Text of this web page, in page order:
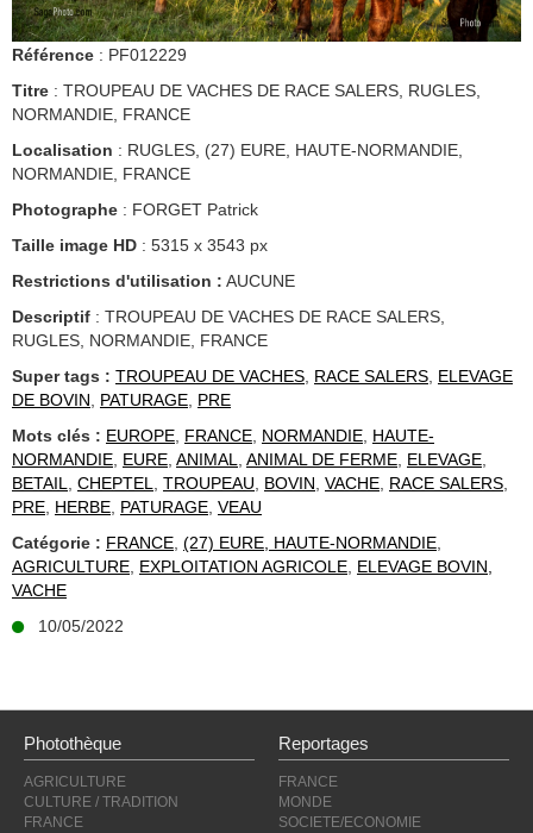
Référence : PF012229
Titre : TROUPEAU DE VACHES DE RACE SALERS, RUGLES,
NORMANDIE, FRANCE
Localisation : RUGLES, (27) EURE, HAUTE-NORMANDIE,
NORMANDIE, FRANCE
Photographe : FORGET Patrick
Taille image HD : 5315 x 3543 px
Restrictions d'utilisation : AUCUNE
Descriptif : TROUPEAU DE VACHES DE RACE SALERS,
RUGLES, NORMANDIE, FRANCE
Super tags : TROUPEAU DE VACHES, RACE SALERS, ELEVAGE
DE BOVIN, PATURAGE, PRE
Mots clés : EUROPE, FRANCE, NORMANDIE, HAUTE-
NORMANDIE, EURE, ANIMAL, ANIMAL DE FERME, ELEVAGE,
BETAIL, CHEPTEL, TROUPEAU, BOVIN, VACHE, RACE SALERS,
PRE, HERBE, PATURAGE, VEAU
Catégorie : FRANCE, (27) EURE, HAUTE-NORMANDIE,
AGRICULTURE, EXPLOITATION AGRICOLE, ELEVAGE BOVIN,
VACHE
10/05/2022
Photothèque
AGRICULTURE
CULTURE / TRADITION
FRANCE
Reportages
FRANCE
MONDE
SOCIETE/ECONOMIE